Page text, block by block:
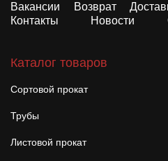
Вакансии Возврат
Контакты
Новости
Каталог товаров
Сортовой прокат
Трубы
Листовой прокат